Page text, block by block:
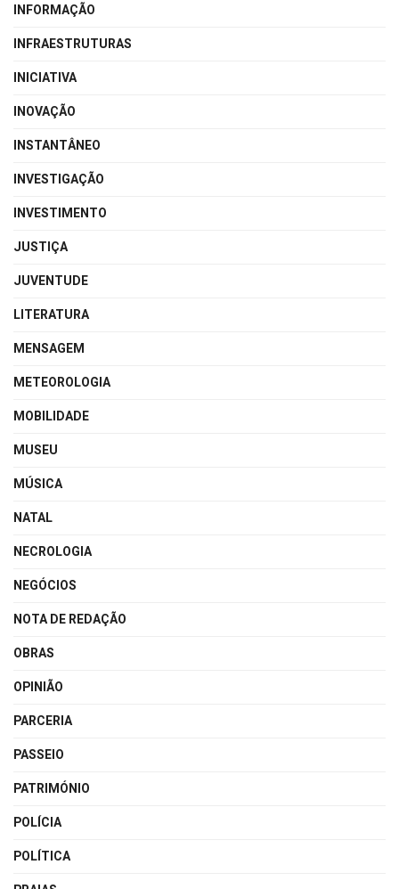
INFORMAÇÃO
INFRAESTRUTURAS
INICIATIVA
INOVAÇÃO
INSTANTÂNEO
INVESTIGAÇÃO
INVESTIMENTO
JUSTIÇA
JUVENTUDE
LITERATURA
MENSAGEM
METEOROLOGIA
MOBILIDADE
MUSEU
MÚSICA
NATAL
NECROLOGIA
NEGÓCIOS
NOTA DE REDAÇÃO
OBRAS
OPINIÃO
PARCERIA
PASSEIO
PATRIMÓNIO
POLÍCIA
POLÍTICA